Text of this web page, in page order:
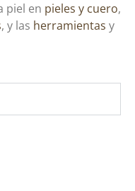
piel en pieles y cuero,
, y las herramientas y